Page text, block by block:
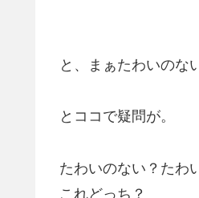
と、まぁたわいのな
とココで疑問が。
たわいのない？たわ
これどっち？